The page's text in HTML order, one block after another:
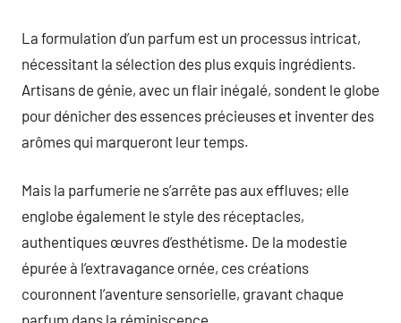
La formulation d’un parfum est un processus intricat,
nécessitant la sélection des plus exquis ingrédients.
Artisans de génie, avec un flair inégalé, sondent le globe
pour dénicher des essences précieuses et inventer des
arômes qui marqueront leur temps.
Mais la parfumerie ne s’arrête pas aux effluves; elle
englobe également le style des réceptacles,
authentiques œuvres d’esthétisme. De la modestie
épurée à l’extravagance ornée, ces créations
couronnent l’aventure sensorielle, gravant chaque
parfum dans la réminiscence.